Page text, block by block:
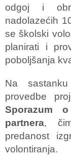
odgoj i
nadolazećih
se školski
planirati i
poboljšanja
Na
provedbe
Sporazum
partnera,
predanost
volontiranja.